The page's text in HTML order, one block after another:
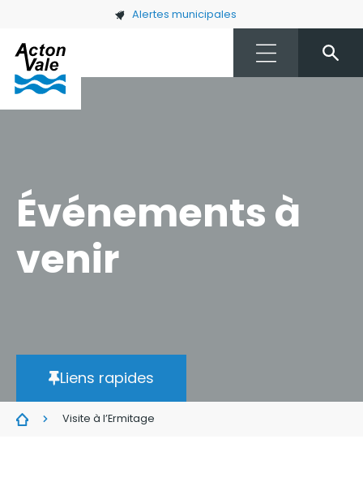
Skip to main content Alertes municipales
Événements à
venir
Liens rapides
Visite à l’Ermitage